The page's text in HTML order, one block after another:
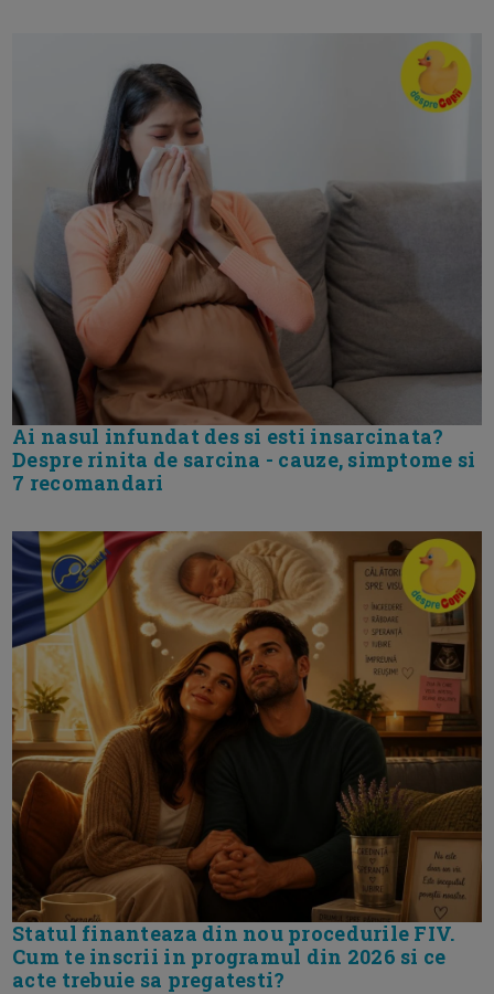
Ai nasul infundat des si esti insarcinata?
Despre rinita de sarcina - cauze, simptome si
7 recomandari
Statul finanteaza din nou procedurile FIV.
Cum te inscrii in programul din 2026 si ce
acte trebuie sa pregatesti?